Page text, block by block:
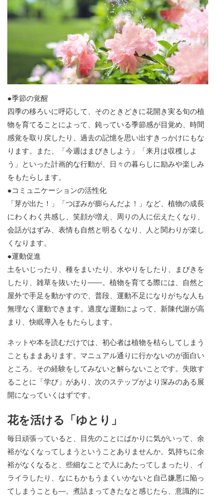
●季節の覚醒
四季の移ろいに呼応して、そのときどきに花開き実る旬の植
物を育てることによって、鈍っている季節感が目覚め、時間
感覚を取り戻したり、過去の記憶を思い出すきっかけにもな
ります。また、「今週はまびきしよう」「来月は収穫しよ
う」といった計画的な行動が、日々の暮らしに励みや楽しみ
をもたらします。
●コミュニケーションの活性化
「芽が出た！」「つぼみが膨らんだよ！」など、植物の成長
にわくわく共感し、笑顔が増え、周りの人に伝えたくなり、
会話がはずみ、表情も自然と明るくなり、人と関わりが楽し
くなります。
●運動促進
土をいじったり、種をまいたり、水やりをしたり、まびきを
したり、雑草を抜いたり——。植物を育てる際には、自然と
屋外で手足を動かすので、普段、運動不足になりがちな人も
無理なく運動できます。適度な運動によって、新陳代謝が高
まり、快眠導入をもたらします。
ネットや本を読むだけでは、初心者は植物を枯らしてしまう
こともままあります。マニュアル通りに行かないのが面白い
ところ。その経験をしてみないと解らないことです。失敗す
ることに「学び」があり、次のステップがより深みのある展
開になっていくはずです。
花を活ける「ゆとり」
毎日頑張っていると、目先のことにばかりに気がいって、余
裕がなくなってしまうということありませんか。気持ちに余
裕がなくなると、些細なことで人にあたってしまったり、イ
ライラしたり、なにもかもうまくいかないと自己嫌悪に陥っ
てしまうことも—。煮詰まってきたなと感じたら、意識的に